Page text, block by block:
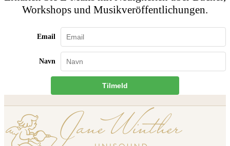
Workshops und Musikveröffentlichungen.
Email
Navn
Tilmeld